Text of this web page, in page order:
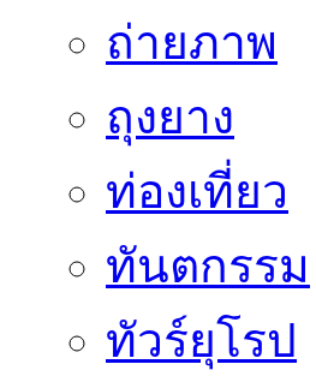
ถ่ายภาพ
ถุงยาง
ท่องเที่ยว
ทันตกรรม
ทัวร์ยุโรป